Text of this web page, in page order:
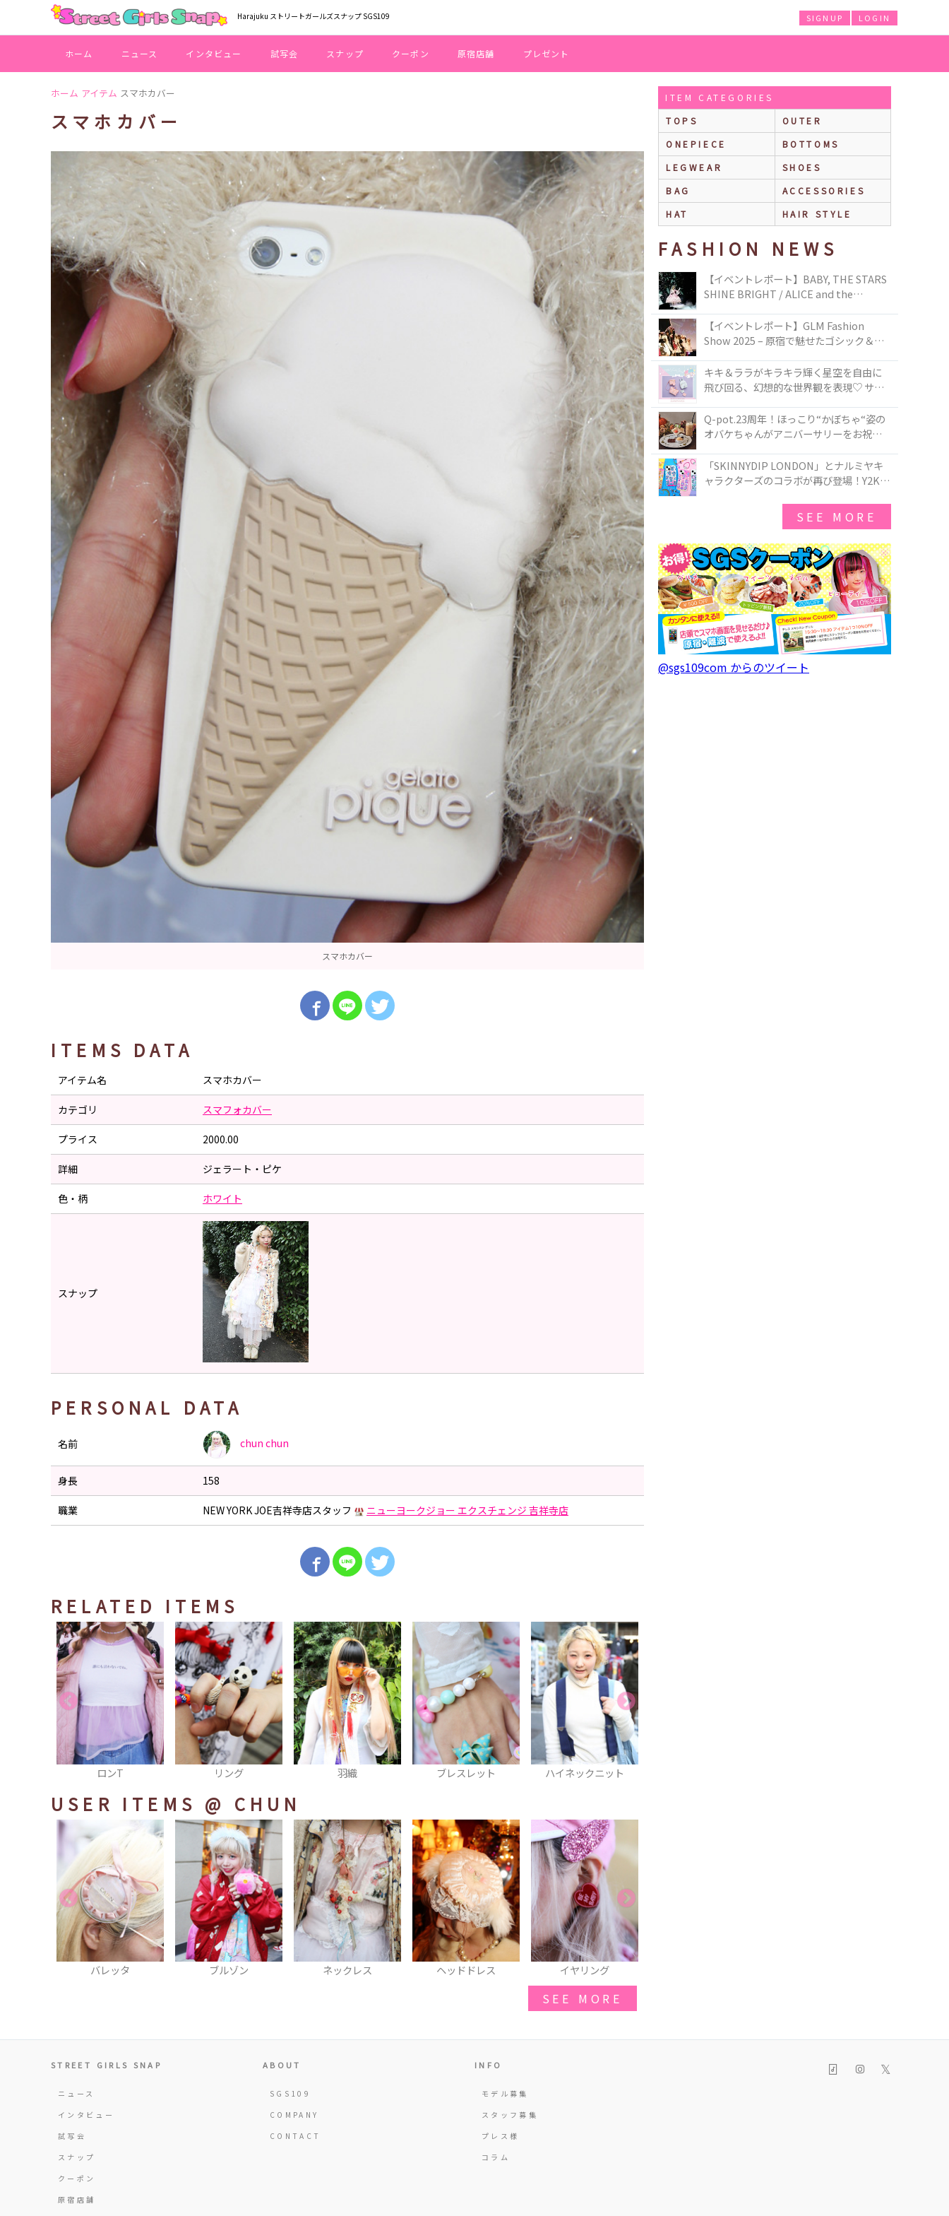
Harajuku ストリートガールズスナップ SGS109 LOGIN
SIGNUP
ホーム ニュース インタビュー 試写会 スナップ クーポン 原宿店舗 プレゼント
ホーム アイテム スマホカバー
スマホカバー
スマホカバー
ITEMS DATA
アイテム名 スマホカバー
カテゴリ スマフォカバー
プライス 2000.00
詳細 ジェラート・ピケ
色・柄 ホワイト
スナップ
PERSONAL DATA
名前 chun chun
身長 158
職業 NEW YORK JOE吉祥寺店スタッフ ニューヨークジョー エクスチェンジ 吉祥寺店
RELATED ITEMS
リング 羽織 ブレスレット ハイネックニット スニーカー
USER ITEMS @ CHUN
ブルゾン ネックレス ヘッドドレス イヤリング ポーチ
SEE MORE
ITEM CATEGORIES
TOPS
OUTER
ONEPIECE
BOTTOMS
LEGWEAR
SHOES
BAG
ACCESSORIES
HAT
HAIR STYLE
FASHION NEWS
【イベントレポート】BABY, THE STARS
SHINE BRIGHT / ALICE and the
TOKYO
【イベントレポート】GLM Fashion
Show 2025 – 原宿で魅せたゴシック＆ロ
キキ＆ララがキラキラ輝く星空を自由に
飛び回る、幻想的な世界観を表現♡ サマ
50周年アニバーサリーイヤー』を記念し
たコレクションが登場
Q-pot.23周年！ほっこり“かぼちゃ“姿の
オバケちゃんがアニバーサリーをお祝い
ー」が新発売！Q-pot CAFE.では「かぼち
ゃのオバケーキプレート」も登場
「SKINNYDIP LONDON」とナルミヤキ
ャラクターズのコラボが再び登場！Y2Kム
SEE MORE
@sgs109com からのツイート
STREET GIRLS SNAP
ニュース
インタビュー
試写会
スナップ
クーポン
原宿店舗
ABOUT
SGS109
COMPANY
CONTACT
INFO
モデル募集
スタッフ募集
プレス様
コラム
𝕏